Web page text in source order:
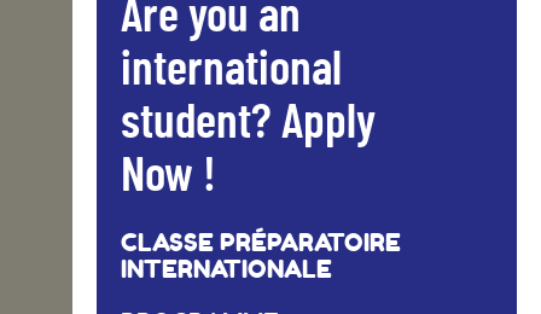
Are you an
international
student? Apply
Now !
CLASSE PRÉPARATOIRE
INTERNATIONALE